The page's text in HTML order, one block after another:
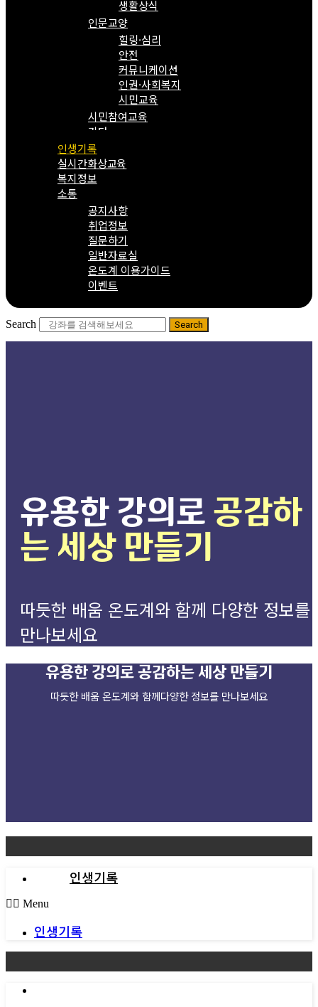
생활상식
인문교양
힐링·심리
안전
커뮤니케이션
인권·사회복지
시민교육
시민참여교육
기타
인생기록
실시간화상교육
복지정보
소통
공지사항
취업정보
질문하기
일반자료실
온도계 이용가이드
이벤트
Search Search
유용한 강의로 공감하
는 세상 만들기
따듯한 배움 온도계와 함께 다양한 정보를
만나보세요
유용한 강의로 공감하는 세상 만들기
따듯한 배움 온도계와 함께다양한 정보를 만나보세요
인생기록
Menu
인생기록